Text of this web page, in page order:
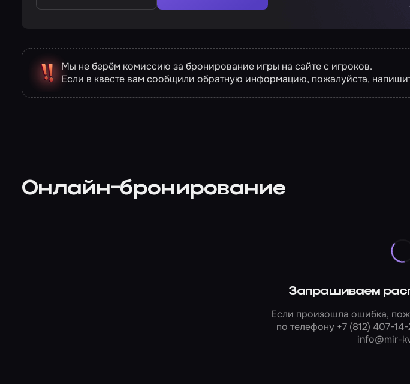
Мы не берём комиссию за бронирование игры на сайте с игроков.
Если в квесте вам сообщили обратную информацию, пожалуйста,
Онлайн-бронирование
Запрашиваем
Если произошла ошибка,
по телефону +7 (812) 407-
info@mir-